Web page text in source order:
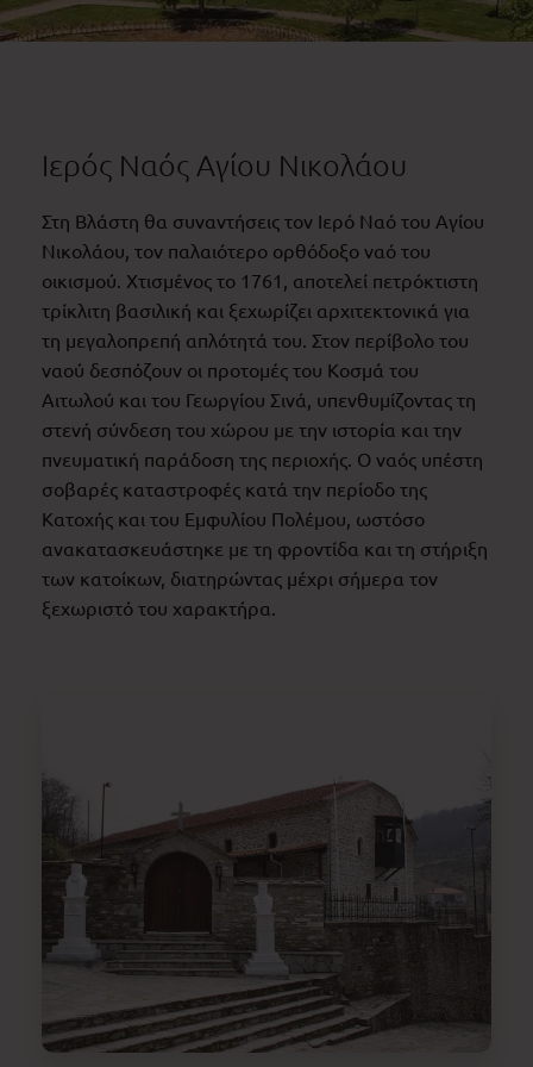
Ιερός Ναός Αγίου Νικολάου
Στη Βλάστη θα συναντήσεις τον Ιερό Ναό του Αγίου
Νικολάου, τον παλαιότερο ορθόδοξο ναό του
οικισμού. Χτισμένος το 1761, αποτελεί πετρόκτιστη
τρίκλιτη βασιλική και ξεχωρίζει αρχιτεκτονικά για
τη μεγαλοπρεπή απλότητά του. Στον περίβολο του
ναού δεσπόζουν οι προτομές του Κοσμά του
Αιτωλού και του Γεωργίου Σινά, υπενθυμίζοντας τη
στενή σύνδεση του χώρου με την ιστορία και την
πνευματική παράδοση της περιοχής. Ο ναός υπέστη
σοβαρές καταστροφές κατά την περίοδο της
Κατοχής και του Εμφυλίου Πολέμου, ωστόσο
ανακατασκευάστηκε με τη φροντίδα και τη στήριξη
των κατοίκων, διατηρώντας μέχρι σήμερα τον
ξεχωριστό του χαρακτήρα.